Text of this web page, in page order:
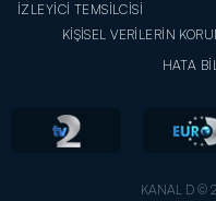
İZLEYİCİ TEMSİLCİSİ
KİŞİSEL VERİLERİN
HATA
KANAL D ©